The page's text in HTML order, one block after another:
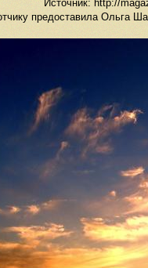
Источник: http://
предоставила Ольга